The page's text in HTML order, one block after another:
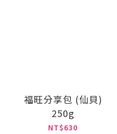
福旺分享包 (仙貝)
250g
NT$630